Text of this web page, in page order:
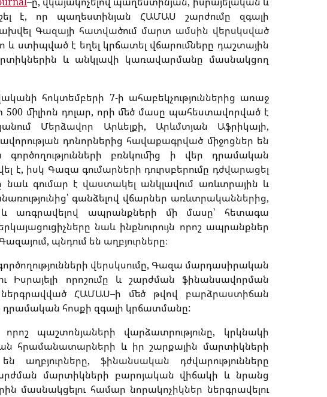
է, որ պաղեստինյան ՀԱՄԱՍ շարժումը
զգալի
Գազայի հատվածում մարտ ամսին վերսկսված
և ստիպված է եղել կրճատել վճարումները դաշտային
և անկլավի կառավարմանը մասնակցող
հոկտեմբերի 7-ի ահաբեկչություններից առաջ
500 միլիոն դոլար, որի մեծ մասը պահեստավորված է
Մերձավոր Արևելքի, Արևմտյան Աֆրիկայի,
դոնորներից հավաքագրված միջոցներ են
գործողությունների բռնկումից ի վեր
դրամական
է, իսկ Գազա գումարների դուրսբերումը դժվարացել
նաև գումար է վաստակել անկլավում առևտրային և
գանձելով վճարներ առևտրականներից,
և առգրավելով ապրանքների մի մասը՝
հետագա
նաև ինքնուրույն որոշ ապրանքներ
Գազայում, պնդում են աղբյուրները։
վերսկսումը, Գազա մարդասիրական
Իսրայելի որոշումը և շարժման ֆինանսավորման
ներգրավված ՀԱՄԱՍ–ի մեծ թվով
բարձրաստիճան
դրամական հոսքի զգալի կրճատմանը:
որոշ պաշտոնյաների վարձատրությունը, կրկնակի
հրամանատարների և իր շարքային մարտիկների
են աղբյուրները,ֆինանսական
դժվարությունները
մարտիկների բարոյական վիճակի և նրանց
մասնակցելու համար նորակոչիկներ ներգրավելու